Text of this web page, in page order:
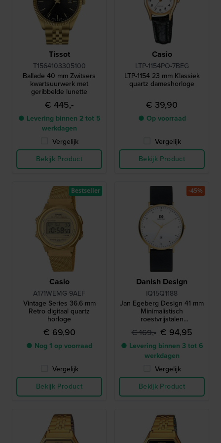
Tissot
T1564103305100
Ballade 40 mm Zwitsers
kwartsuurwerk met
geribbelde lunette
€ 445,-
● Levering binnen 2 tot 5
werkdagen
Vergelijk
Bekijk Product
Casio
LTP-1154PQ-7BEG
LTP-1154 23 mm Klassiek
quartz dameshorloge
€ 39,90
● Op voorraad
Vergelijk
Bekijk Product
Casio
A171WEMG-9AEF
Vintage Series 36.6 mm
Retro digitaal quartz
horloge
€ 69,90
● Nog 1 op voorraad
Vergelijk
Bekijk Product
Bestseller
Danish Design
IQ15Q1188
Jan Egeberg Design 41 mm
Minimalistisch
roestvrijstalen
quartzhorloge met datum
€ 169,- € 94,95
● Levering binnen 3 tot 6
werkdagen
Vergelijk
Bekijk Product
-45%